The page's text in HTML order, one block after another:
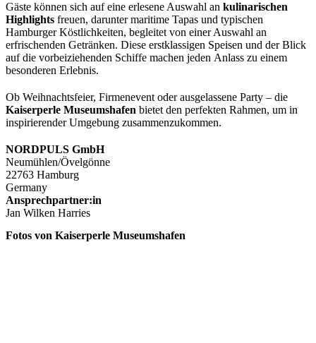
Gäste können sich auf eine erlesene Auswahl an kulinarischen
Highlights freuen, darunter maritime Tapas und typischen
Hamburger Köstlichkeiten, begleitet von einer Auswahl an
erfrischenden Getränken. Diese erstklassigen Speisen und der Blick
auf die vorbeiziehenden Schiffe machen jeden Anlass zu einem
besonderen Erlebnis.
Ob Weihnachtsfeier, Firmenevent oder ausgelassene Party – die
Kaiserperle Museumshafen bietet den perfekten Rahmen, um in
inspirierender Umgebung zusammenzukommen.
NORDPULS GmbH
Neumühlen/Övelgönne
22763 Hamburg
Germany
Ansprechpartner:in
Jan Wilken Harries
Fotos von Kaiserperle Museumshafen